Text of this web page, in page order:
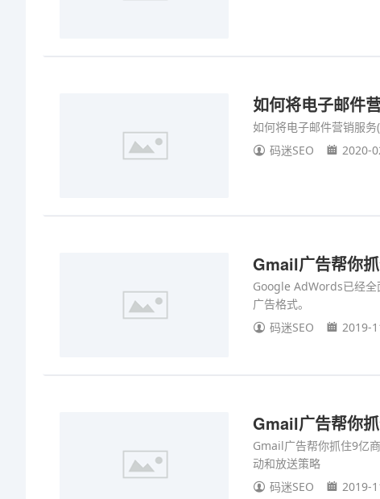
如何将电子邮件
如何将电子邮件营销服
码迷SEO
2020-
Gmail广告帮你
Google AdWords已经
广告格式。
码迷SEO
2019-
Gmail广告帮你
Gmail广告帮你抓住9亿
动和放送策略
码迷SEO
2019-